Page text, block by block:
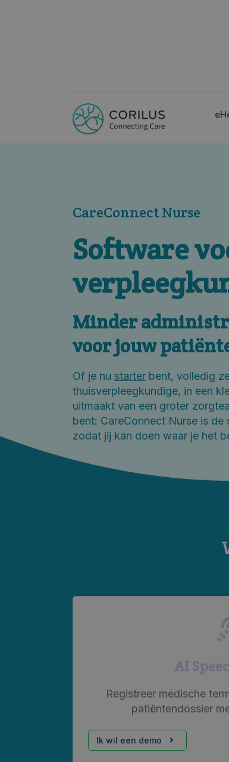
CareConnect Nurse
Software
Minder
voor jouw
Of je nu starter bent, volledig
thuisverpleegkundige, in een
uitmaakt van een groter
bent: CareConnect Nurse is
zodat jij kan doen waar je het
AI
Registreer medische
patiëntendossier
Ik wil een demo